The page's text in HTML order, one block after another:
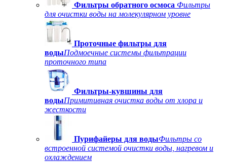
Фильтры обратного осмоса Фильтры
для очистки воды на молекулярном уровне
Проточные фильтры для
водыПодмоечные системы фильтрации
проточного типа
Фильтры-кувшины для
водыПримитивная очистка воды от хлора и
жесткости
Пурифайеры для водыФильтры со
встроенной системой очистки воды, нагревом и
охлаждением